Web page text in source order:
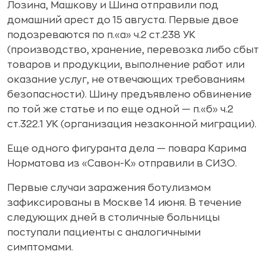
Лозина, Машкову и Шина отправили под
домашний арест до 15 августа. Первые двое
подозреваются по п.«а» ч.2 ст.238 УК
(производство, хранение, перевозка либо сбыт
товаров и продукции, выполнение работ или
оказание услуг, не отвечающих требованиям
безопасности). Шину предъявлено обвинение
по той же статье и по еще одной — п.«б» ч.2
ст.322.1 УК (организация незаконной миграции).
Еще одного фигуранта дела — повара Карима
Норматова из «Савон-К» отправили в СИЗО.
Первые случаи заражения ботулизмом
зафиксированы в Москве 14 июня. В течение
следующих дней в столичные больницы
поступали пациенты с аналогичными
симптомами.